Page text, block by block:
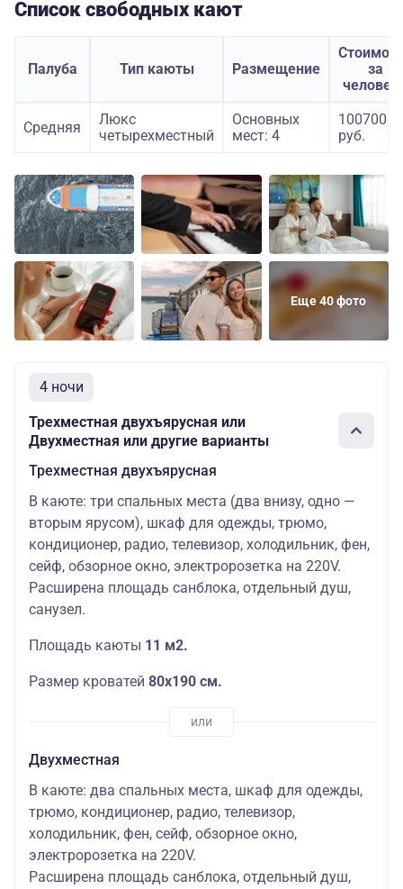
Список свободных кают
Палуба Тип каюты Размещение
за
Средняя
Люкс
четырехместный
Основных
мест: 4
100700
руб.
Еще 40 фото
4 ночи
Трехместная двухъярусная или
Двухместная или другие варианты
Трехместная двухъярусная
В каюте: три спальных места (два внизу, одно —
вторым ярусом), шкаф для одежды, трюмо,
кондиционер, радио, телевизор, холодильник, фен,
сейф, обзорное окно, электророзетка на 220V.
Расширена площадь санблока, отдельный душ,
санузел.
Площадь каюты 11 м2.
Размер кроватей 80х190 см.
Двухместная
В каюте: два спальных места, шкаф для одежды,
трюмо, кондиционер, радио, телевизор,
холодильник, фен, сейф, обзорное окно,
электророзетка на 220V.
Расширена площадь санблока, отдельный душ,